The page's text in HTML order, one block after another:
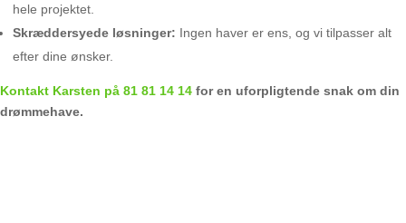
hele projektet.
Skræddersyede løsninger: Ingen haver er ens, og vi tilpasser alt
efter dine ønsker.
Kontakt Karsten på 81 81 14 14 for en uforpligtende snak om din
drømmehave.